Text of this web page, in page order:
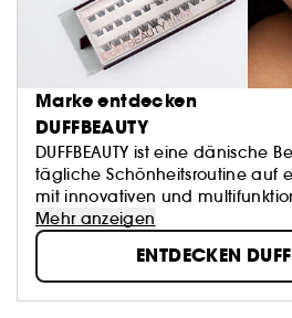
Marke entdecken
DUFFBEAUTY
DUFFBEAUTY ist eine dänische
tägliche Schönheitsroutine auf
mit innovativen und
höchster Qualität. Ihre sorgfältig
Produkte bieten einen intuitiven
bei dem Benutzerfreundlichkeit
Qualität Hand in Hand gehen.
Schönheit ist mehr als nur ein
Mehr anzeigen
ENTDECKEN